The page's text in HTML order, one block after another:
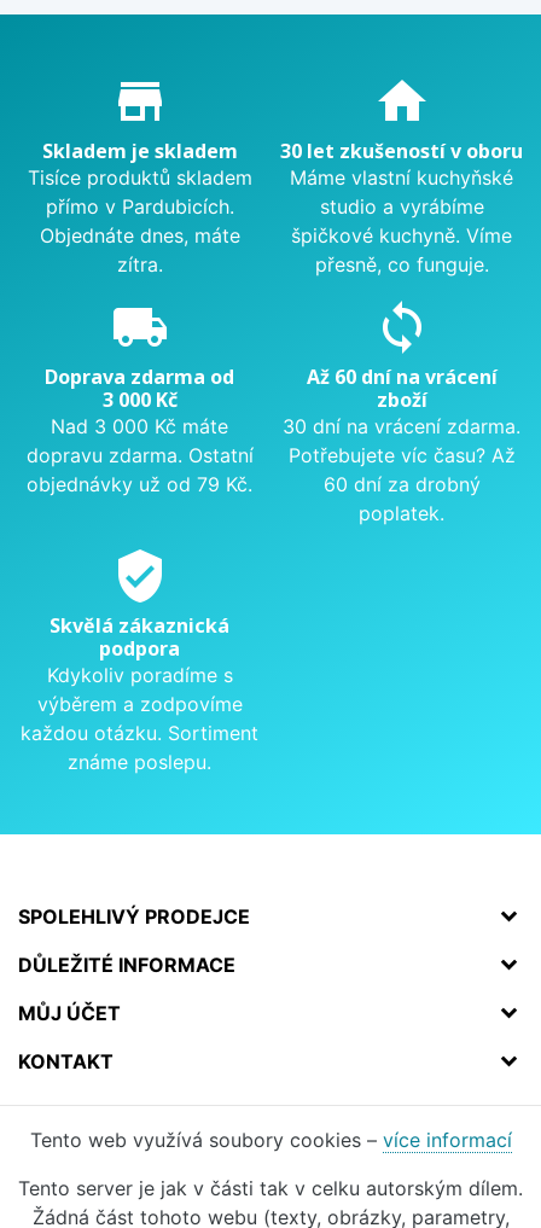
Proč nakupovat u nás?
store_mall_directory
Skladem je skladem
Tisíce produktů skladem
přímo v Pardubicích.
Objednáte dnes, máte
zítra.
home
30 let zkušeností v oboru
Máme vlastní kuchyňské
studio a vyrábíme
špičkové kuchyně. Víme
přesně, co funguje.
local_shipping
Doprava zdarma od
3 000 Kč
Nad 3 000 Kč máte
dopravu zdarma. Ostatní
objednávky už od 79 Kč.
sync
Až 60 dní na vrácení
zboží
30 dní na vrácení zdarma.
Potřebujete víc času? Až
60 dní za drobný
poplatek.
verified_user
Skvělá zákaznická
podpora
Kdykoliv poradíme s
výběrem a zodpovíme
každou otázku. Sortiment
známe poslepu.
SPOLEHLIVÝ PRODEJCE
DŮLEŽITÉ INFORMACE
MŮJ ÚČET
KONTAKT
Tento web využívá soubory cookies – více informací
Tento server je jak v části tak v celku autorským dílem.
Žádná část tohoto webu (texty, obrázky, parametry,